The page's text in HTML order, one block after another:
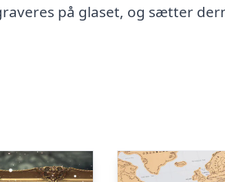
på glaset, og sætter